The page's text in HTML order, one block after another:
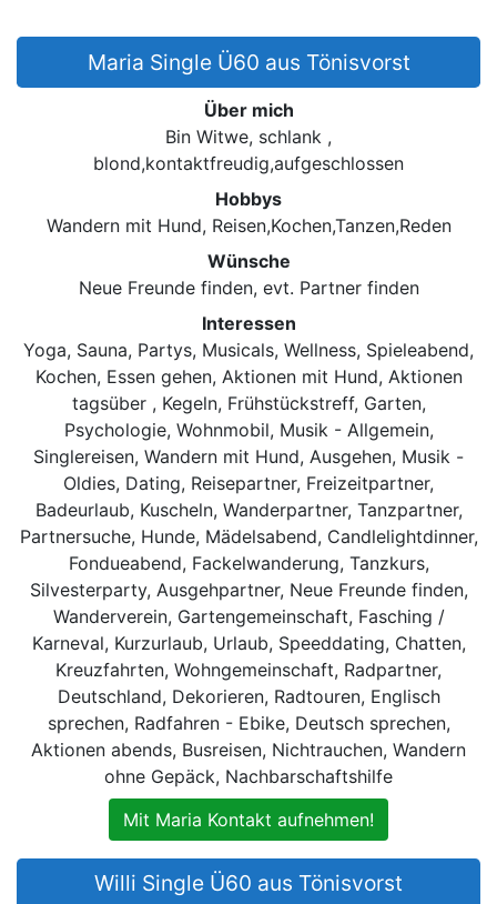
Maria Single Ü60 aus Tönisvorst
Über mich
Bin Witwe, schlank ,
blond,kontaktfreudig,aufgeschlossen
Hobbys
Wandern mit Hund, Reisen,Kochen,Tanzen,Reden
Wünsche
Neue Freunde finden, evt. Partner finden
Interessen
Yoga, Sauna, Partys, Musicals, Wellness, Spieleabend,
Kochen, Essen gehen, Aktionen mit Hund, Aktionen
tagsüber , Kegeln, Frühstückstreff, Garten,
Psychologie, Wohnmobil, Musik - Allgemein,
Singlereisen, Wandern mit Hund, Ausgehen, Musik -
Oldies, Dating, Reisepartner, Freizeitpartner,
Badeurlaub, Kuscheln, Wanderpartner, Tanzpartner,
Partnersuche, Hunde, Mädelsabend, Candlelightdinner,
Fondueabend, Fackelwanderung, Tanzkurs,
Silvesterparty, Ausgehpartner, Neue Freunde finden,
Wanderverein, Gartengemeinschaft, Fasching /
Karneval, Kurzurlaub, Urlaub, Speeddating, Chatten,
Kreuzfahrten, Wohngemeinschaft, Radpartner,
Deutschland, Dekorieren, Radtouren, Englisch
sprechen, Radfahren - Ebike, Deutsch sprechen,
Aktionen abends, Busreisen, Nichtrauchen, Wandern
ohne Gepäck, Nachbarschaftshilfe
Mit Maria Kontakt aufnehmen!
Willi Single Ü60 aus Tönisvorst